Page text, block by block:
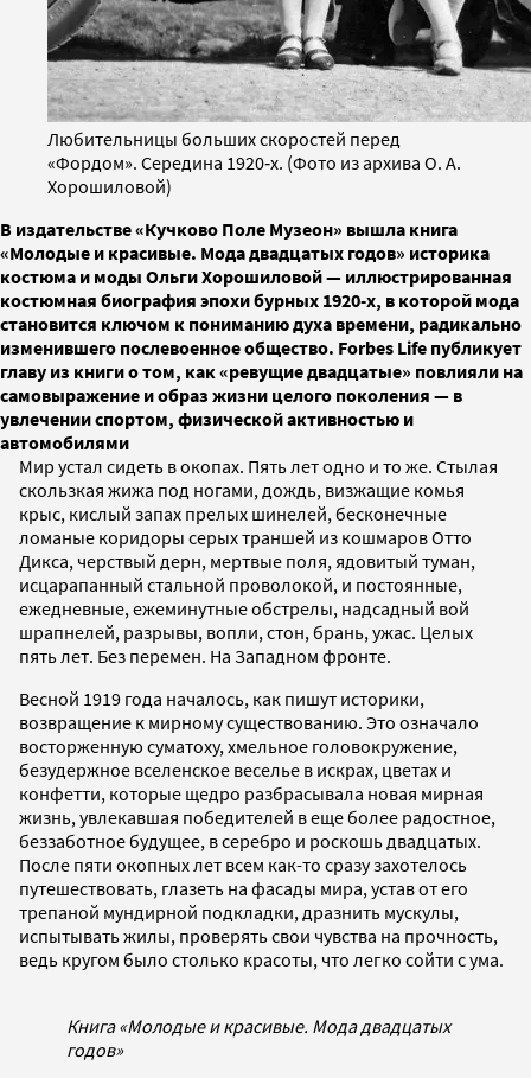
Любительницы больших скоростей перед
«Фордом». Середина 1920‐х. (Фото из архива О. А.
Хорошиловой)
В издательстве «Кучково Поле Музеон» вышла книга
«Молодые и красивые. Мода двадцатых годов» историка
костюма и моды Ольги Хорошиловой — иллюстрированная
костюмная биография эпохи бурных 1920-х, в которой мода
становится ключом к пониманию духа времени, радикально
изменившего послевоенное общество. Forbes Life публикует
главу из книги о том, как «ревущие двадцатые» повлияли на
самовыражение и образ жизни целого поколения — в
увлечении спортом, физической активностью и
автомобилями
Мир устал сидеть в окопах. Пять лет одно и то же. Стылая
скользкая жижа под ногами, дождь, визжащие комья
крыс, кислый запах прелых шинелей, бесконечные
ломаные коридоры серых траншей из кошмаров Отто
Дикса, черствый дерн, мертвые поля, ядовитый туман,
исцарапанный стальной проволокой, и постоянные,
ежедневные, ежеминутные обстрелы, надсадный вой
шрапнелей, разрывы, вопли, стон, брань, ужас. Целых
пять лет. Без перемен. На Западном фронте.
Весной 1919 года началось, как пишут историки,
возвращение к мирному существованию. Это означало
восторженную суматоху, хмельное головокружение,
безудержное вселенское веселье в искрах, цветах и
конфетти, которые щедро разбрасывала новая мирная
жизнь, увлекавшая победителей в еще более радостное,
беззаботное будущее, в серебро и роскошь двадцатых.
После пяти окопных лет всем как-­то сразу захотелось
путешествовать, глазеть на фасады мира, устав от его
трепаной мундирной подкладки, дразнить мускулы,
испытывать жилы, проверять свои чувства на прочность,
ведь кругом было столько красоты, что легко сойти с ума.
Книга «Молодые и красивые. Мода двадцатых
годов»